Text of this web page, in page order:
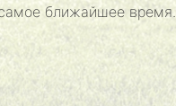
ближайшее время.